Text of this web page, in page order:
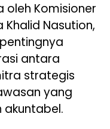
oleh Komisioner
Khalid Nasution,
antara
strategis
yang
akuntabel.